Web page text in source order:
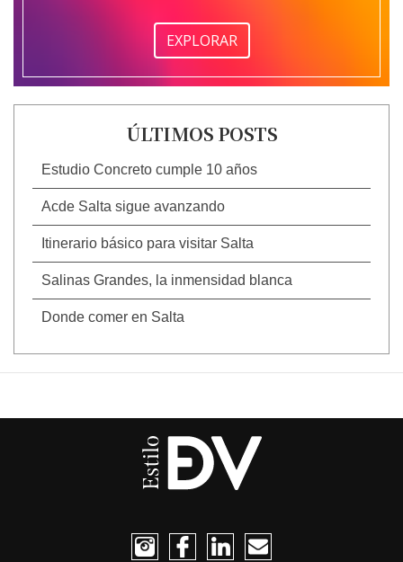
EXPLORAR
ÚLTIMOS POSTS
Estudio Concreto cumple 10 años
Acde Salta sigue avanzando
Itinerario básico para visitar Salta
Salinas Grandes, la inmensidad blanca
Donde comer en Salta